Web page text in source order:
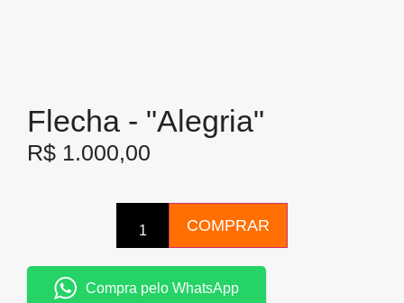
Flecha - "Alegria"
R$ 1.000,00
COMPRAR
Compra pelo WhatsApp